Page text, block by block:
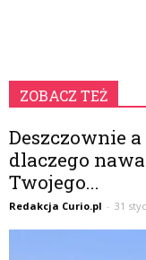
ZOBACZ TEŻ
Deszczownie
dlaczego
Twojego...
Redakcja Curio.pl - 31